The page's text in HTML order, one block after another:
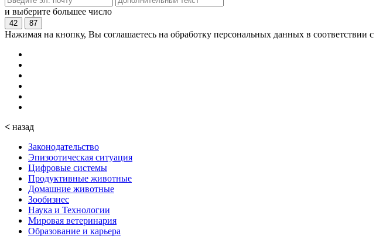
и выберите большее число
42 87
Нажимая на кнопку, Вы соглашаетесь на обработку персональных данных в соответствии с
< назад
Законодательство
Эпизоотическая ситуация
Цифровые системы
Продуктивные животные
Домашние животные
Зообизнес
Наука и Технологии
Мировая ветеринария
Образование и карьера